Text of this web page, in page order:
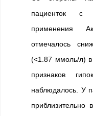
пациенток с
применения
отмечалось
(<1.87 ммоль/л) в
признаков
наблюдалось. У
приблизительно